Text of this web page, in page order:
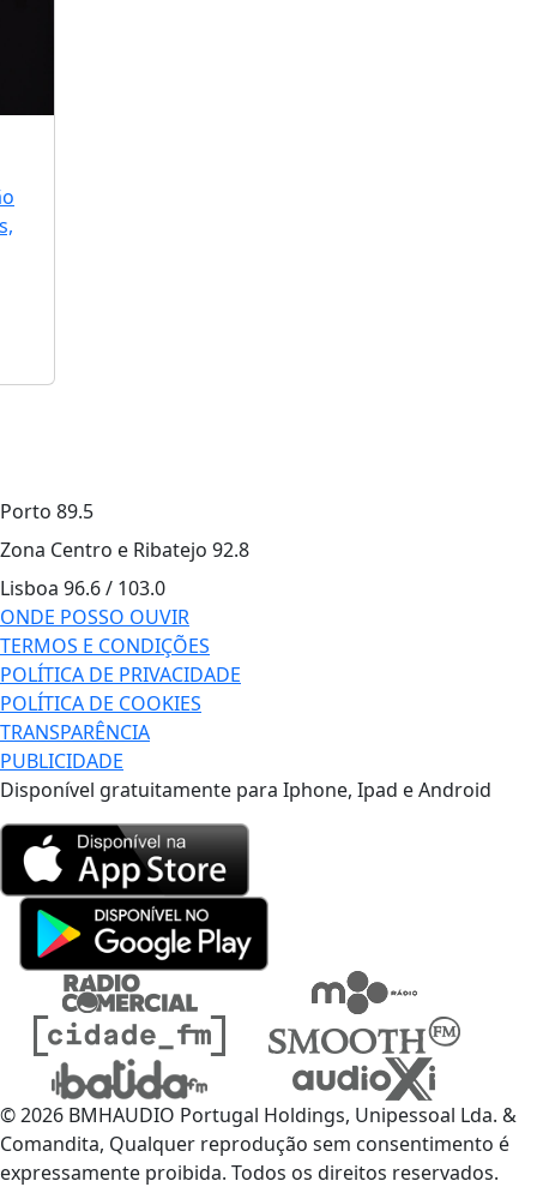
Porto 89.5
Zona Centro e Ribatejo 92.8
Lisboa 96.6 / 103.0
ONDE POSSO OUVIR
TERMOS E CONDIÇÕES
POLÍTICA DE PRIVACIDADE
POLÍTICA DE COOKIES
TRANSPARÊNCIA
PUBLICIDADE
Disponível gratuitamente para Iphone, Ipad e Android
© 2026 BMHAUDIO Portugal Holdings, Unipessoal Lda. &
Comandita, Qualquer reprodução sem consentimento é
expressamente proibida. Todos os direitos reservados.